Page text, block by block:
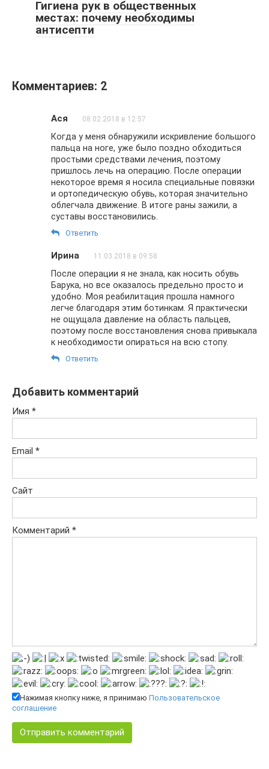
Гигиена рук в общественных
местах: почему необходимы
антисепти
Комментариев: 2
Ася 08.02.2018 в 12:57
Когда у меня обнаружили искривление большого
пальца на ноге, уже было поздно обходиться
простыми средствами лечения, поэтому
пришлось лечь на операцию. После операции
некоторое время я носила специальные повязки
и ортопедическую обувь, которая значительно
облегчала движение. В итоге раны зажили, а
суставы восстановились.
Ответить
Ирина 11.03.2018 в 09:58
После операции я не знала, как носить обувь
Барука, но все оказалось предельно просто и
удобно. Моя реабилитация прошла намного
легче благодаря этим ботинкам. Я практически
не ощущала давление на область пальцев,
поэтому после восстановления снова привыкала
к необходимости опираться на всю стопу.
Ответить
Добавить комментарий
Имя *
Email *
Сайт
Комментарий *
Нажимая кнопку ниже, я принимаю Пользовательское
соглашение